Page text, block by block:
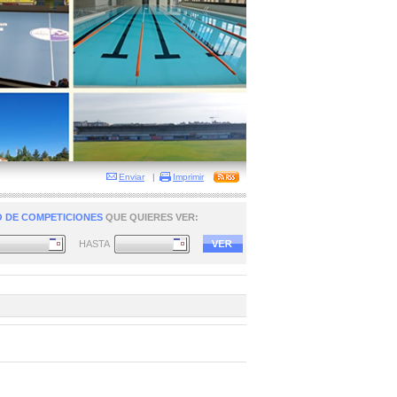
Enviar | Imprimir
DE COMPETICIONES QUE QUIERES VER:
HASTA